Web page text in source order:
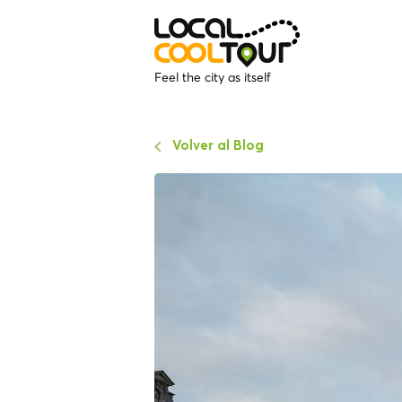
Feel the city as itself
Volver al Blog